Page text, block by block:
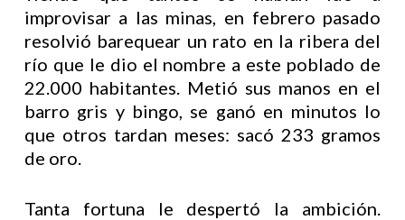
improvisar a las minas, en febrero pasado
resolvió barequear un rato en la ribera del
río que le dio el nombre a este poblado de
22.000 habitantes. Metió sus manos en el
barro gris y bingo, se ganó en minutos lo
que otros tardan meses: sacó 233 gramos
de oro.
Tanta fortuna le despertó la ambición.